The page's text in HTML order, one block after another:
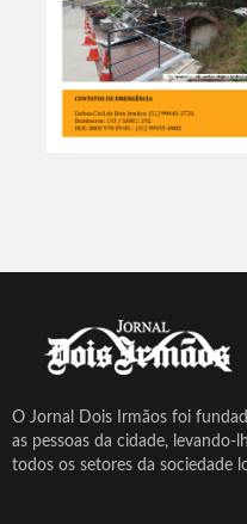
O Jornal Dois Irmãos foi
as pessoas da cidade, levando-
todos os setores da sociedade